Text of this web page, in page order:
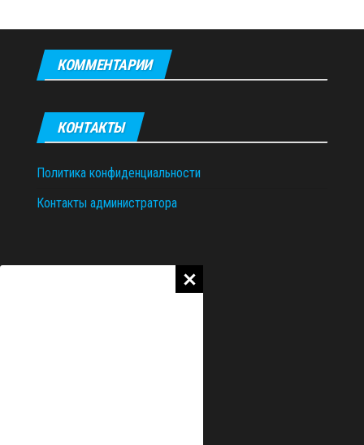
КОММЕНТАРИИ
КОНТАКТЫ
Политика конфиденциальности
Контакты администратора